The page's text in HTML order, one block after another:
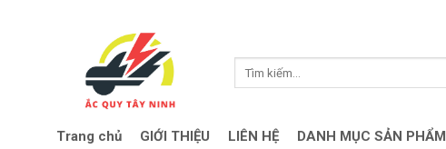
Trang chủ GIỚI THIỆU LIÊN HỆ DANH MỤC SẢN PHẨM